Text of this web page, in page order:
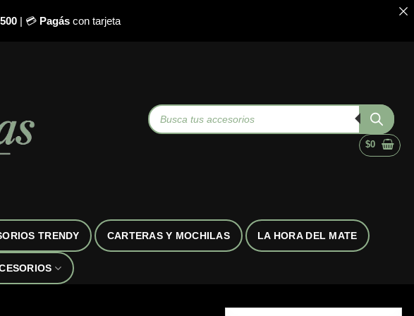
| 💳 Pagáscon tarjeta
Búsqueda
de
productos
$0
TRENDY CARTERAS Y MOCHILAS LA HORA DEL MATE